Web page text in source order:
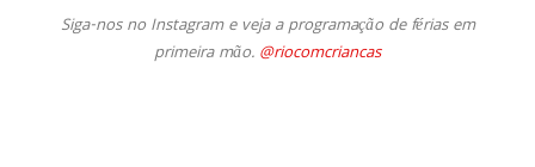
Siga-nos no Instagram e veja a programação de férias em
primeira mão. @riocomcriancas